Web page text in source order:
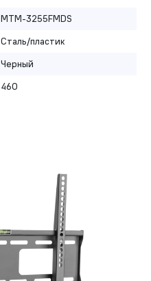
MTM-3255FMDS
Сталь/пластик
Черный
460